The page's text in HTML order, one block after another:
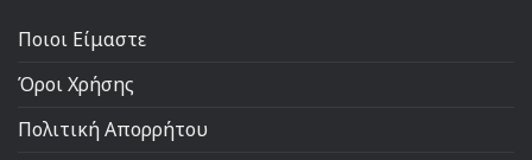
Ποιοι Είμαστε
Όροι Χρήσης
Πολιτική Απορρήτου